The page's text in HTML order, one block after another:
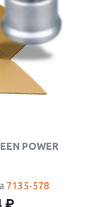
POWER
7135-578
₽